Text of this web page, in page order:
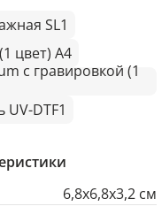
SL1
цвет) A4
с гравировкой (1
UV-DTF1
6,8x6,8x3,2 см